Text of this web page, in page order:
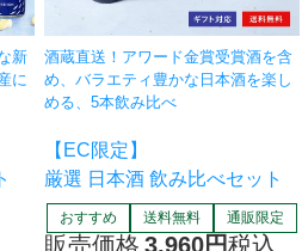
新
に
酒蔵直送！アワード金賞受賞酒を含
め、バラエティ豊かな日本酒を楽し
める、5本飲み比べ
【EC限定】
厳選 日本酒 飲み比べセット
おすすめ 送料無料 通販限定
販売価格 3,960 税込